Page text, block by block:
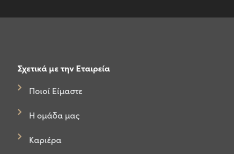
Σχετικά με την Εταιρεία
Ποιοί Είμαστε
Η ομάδα μας
Καριέρα